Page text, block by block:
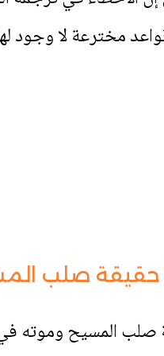
مخترعة لا وجود
صلب
المسيح وموته في